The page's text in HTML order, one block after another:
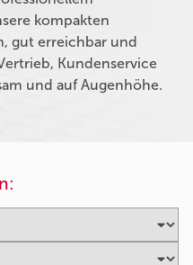
kompakten
gut erreichbar und
Kundenservice
und auf Augenhöhe.